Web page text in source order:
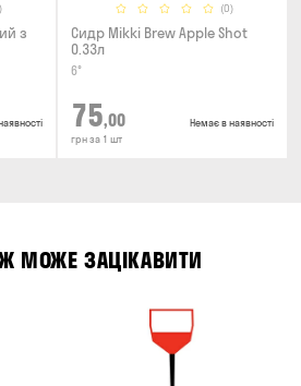
з
(0)
Сидр Mikki Brew Apple Shot
0.33л
6°
75,00
грн за 1 шт
Немає в наявності
МОЖЕ ЗАЦІКАВИТИ